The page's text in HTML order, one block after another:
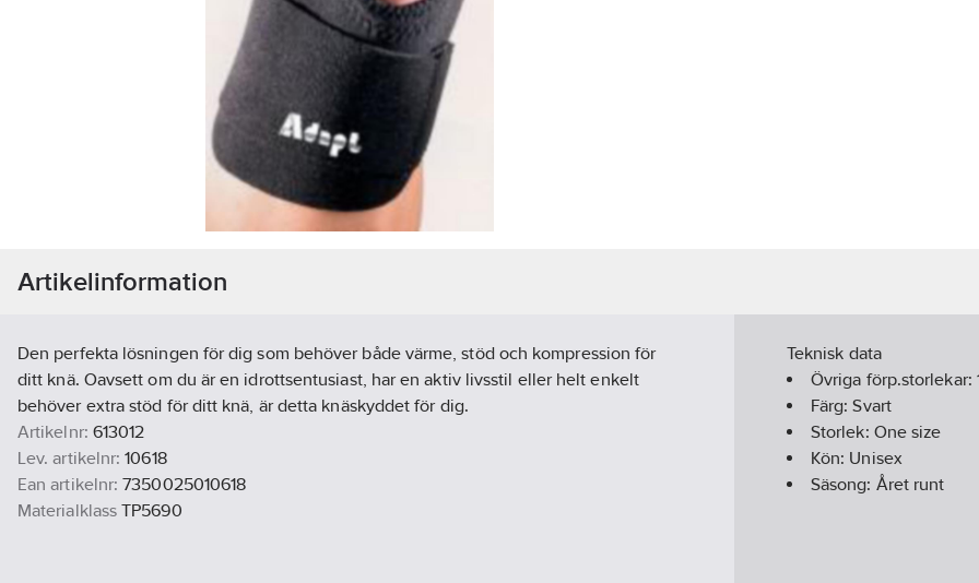
Artikelinformation
Den perfekta lösningen för dig som behöver både värme, stöd och kompression för
ditt knä. Oavsett om du är en idrottsentusiast, har en aktiv livsstil eller helt enkelt
behöver extra stöd för ditt knä, är detta knäskyddet för dig.
Artikelnr: 613012
Lev. artikelnr: 10618
Ean artikelnr: 7350025010618
Materialklass TP5690
Teknisk data
Övriga förp.storlekar:
Färg:Svart
Storlek: One size
Kön: Unisex
Säsong: Året runt